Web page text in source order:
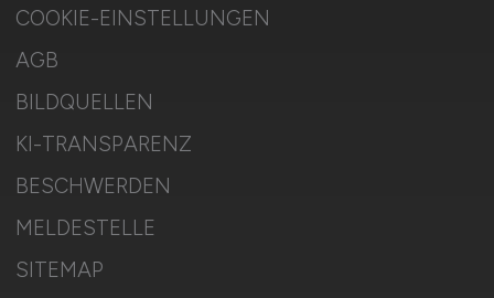
COOKIE-EINSTELLUNGEN
AGB
BILDQUELLEN
KI-TRANSPARENZ
BESCHWERDEN
MELDESTELLE
SITEMAP